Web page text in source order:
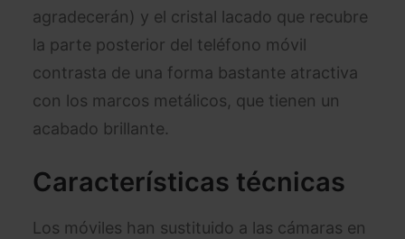
agradecerán) y el cristal lacado que recubre
la parte posterior del teléfono móvil
contrasta de una forma bastante atractiva
con los marcos metálicos, que tienen un
acabado brillante.
Características técnicas
Los móviles han sustituido a las cámaras en